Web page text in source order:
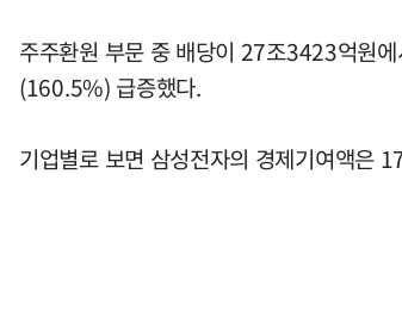
주주환원 부문 중 배당이 27조3423억원
(160.5%) 급증했다.
기업별로 보면 삼성전자의 경제기여액은